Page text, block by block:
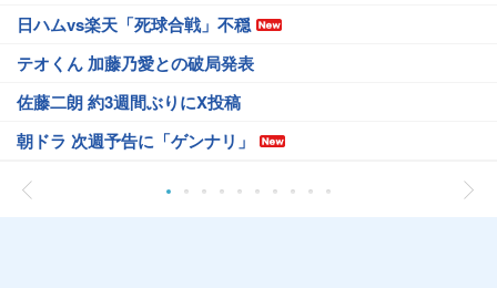
日ハムvs楽天「死球合戦」不穏
テオくん 加藤乃愛との破局発表
佐藤二朗 約3週間ぶりにX投稿
朝ドラ 次週予告に「ゲンナリ」